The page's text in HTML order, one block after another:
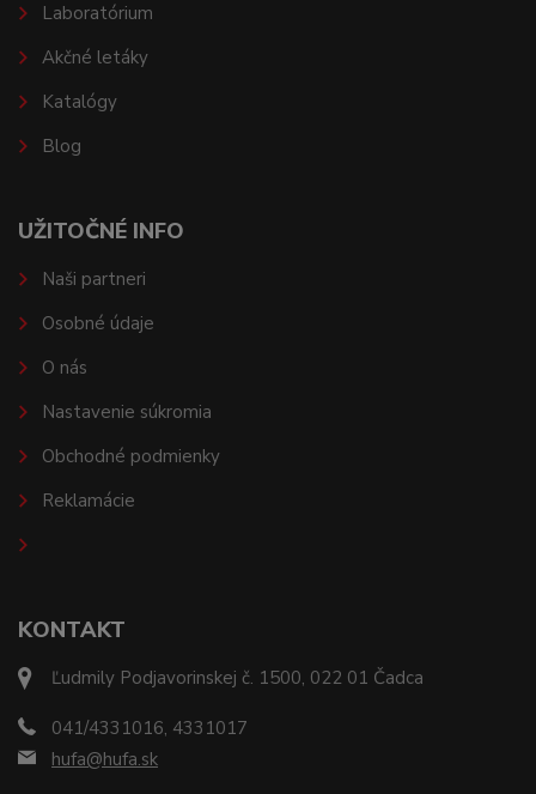
KONTAKT
Ľudmily Podjavorinskej č. 1500, 022 01 Čadca
041/4331016, 4331017
hufa@hufa.sk
Laboratórium
Akčné letáky
Katalógy
Blog
UŽITOČNÉ INFO
Naši partneri
Osobné údaje
O nás
Nastavenie súkromia
Obchodné podmienky
Reklamácie